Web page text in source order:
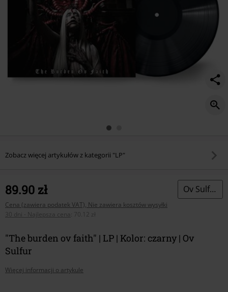
Zobacz więcej artykułów z kategorii "LP"
89.90 zł
Cena (zawiera podatek VAT), Nie zawiera kosztów wysyłki
30 dni - Najlepsza cena
70.12 zł
Ov Sulfur
"The burden ov faith" | LP | Kolor: czarny | Ov
Sulfur
Więcej informacji o artykule